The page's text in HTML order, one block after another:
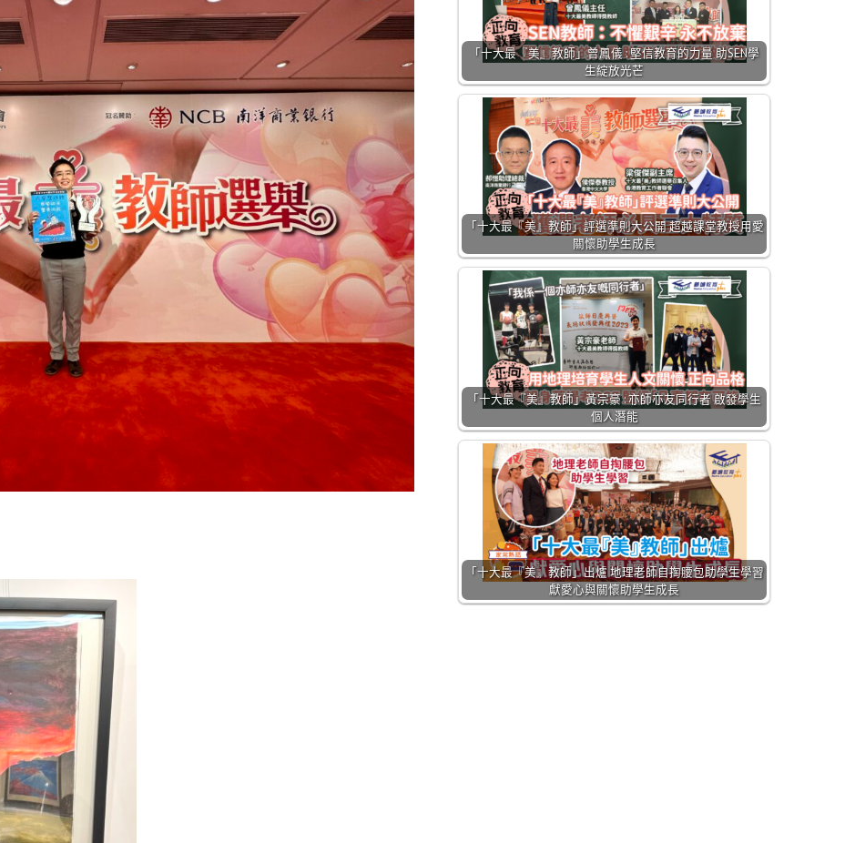
「十大最『美』教師」曾鳳儀 : 堅信教育的力量 助SEN學
生綻放光芒
「十大最『美』教師」評選準則大公開 超越課堂教授用愛
關懷助學生成長
「十大最『美』教師」黃宗豪 : 亦師亦友同行者 啟發學生
個人潛能
「十大最『美』教師」出爐 地理老師自掏腰包助學生學習
獻愛心與關懷助學生成長